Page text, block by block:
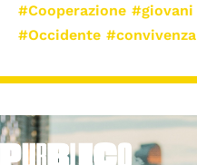
#Cooperazione #giovani
#Occidente #convivenza